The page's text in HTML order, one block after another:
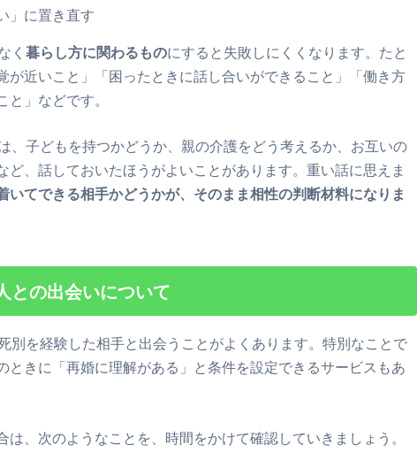
」に置き直す
く 暮らし方に関わるものにすると失敗しにくくなります。たと
が近いこと」「困ったときに話し合いができること」「働き方
」などです。
、子どもを持つかどうか、親の介護をどう考えるか、お互いの
ど、話しておいたほうがよいことがあります。重い話に思えま
いてできる相手かどうかが、そのまま相性の判断材料になりま
との出会いについて
別を経験した相手と出会うことがよくあります。特別なことで
ときに「再婚に理解がある」と条件を設定できるサービスもあ
は、次のようなことを、時間をかけて確認していきましょう。